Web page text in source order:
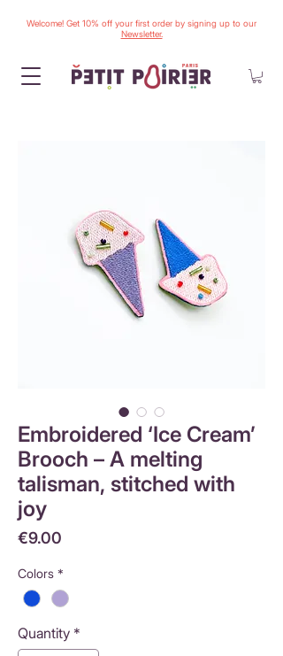
Welcome! Get 10% off your first order by signing up to our
Newsletter.
Embroidered ‘Ice Cream’
Brooch – A melting
talisman, stitched with
joy
€9.00
Colors *
Quantity *